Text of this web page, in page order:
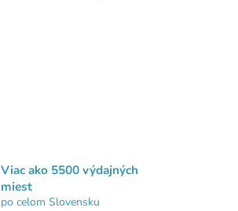
Viac ako 5500 výdajných
miest
po celom Slovensku